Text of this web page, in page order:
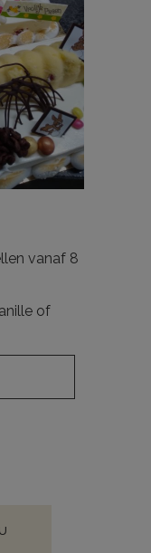
vanaf 8
of